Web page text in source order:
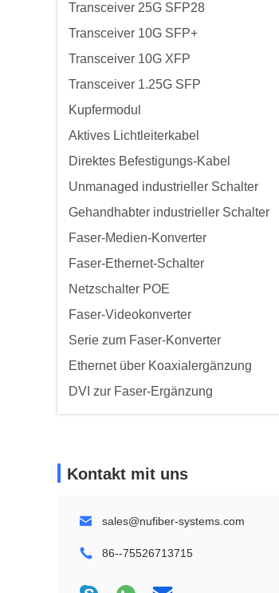
Transceiver 25G SFP28
Transceiver 10G SFP+
Transceiver 10G XFP
Transceiver 1.25G SFP
Kupfermodul
Aktives Lichtleiterkabel
Direktes Befestigungs-Kabel
Unmanaged industrieller Schalter
Gehandhabter industrieller Schalter
Faser-Medien-Konverter
Faser-Ethernet-Schalter
Netzschalter POE
Faser-Videokonverter
Serie zum Faser-Konverter
Ethernet über Koaxialergänzung
DVI zur Faser-Ergänzung
Kontakt mit uns
sales@nufiber-systems.com
86--75526713715